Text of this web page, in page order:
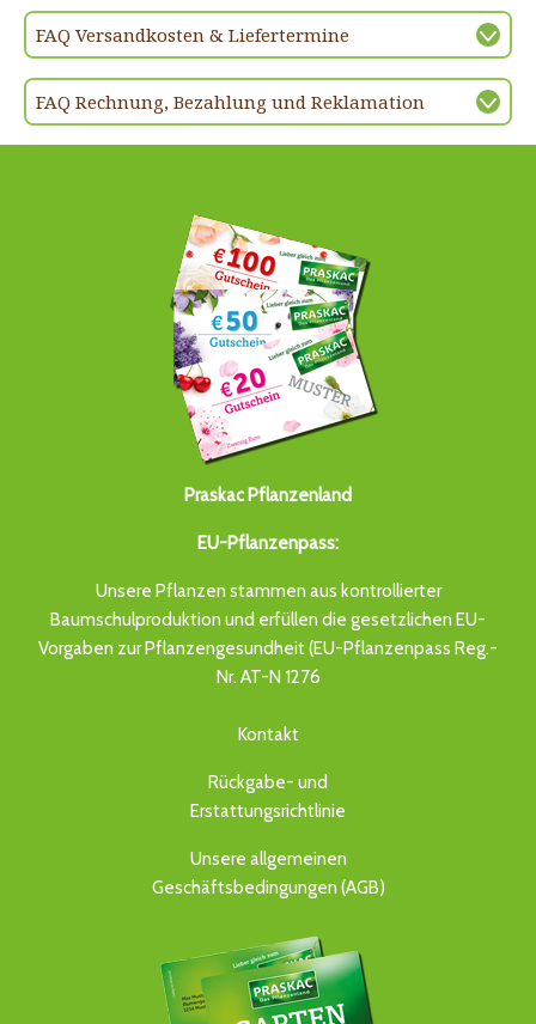
FAQ Versandkosten & Liefertermine
FAQ Rechnung, Bezahlung und Reklamation
Praskac Pflanzenland
EU-Pflanzenpass:
Unsere Pflanzen stammen aus kontrollierter
Baumschulproduktion und erfüllen die gesetzlichen EU-
Vorgaben zur Pflanzengesundheit (EU-Pflanzenpass Reg.-
Nr. AT-N 1276
Kontakt
Rückgabe- und
Erstattungsrichtlinie
Unsere allgemeinen
Geschäftsbedingungen (AGB)